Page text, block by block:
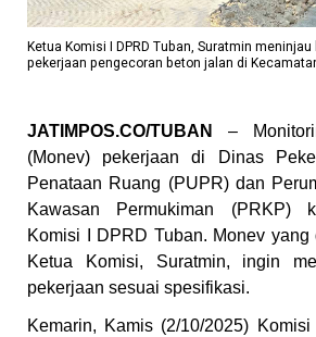
Ketua Komisi I DPRD Tuban, Suratmin
pekerjaan pengecoran beton jalan di
JATIMPOS.CO/TUBAN
–
(Monev) pekerjaan di Dinas
Penataan Ruang (PUPR) dan
Kawasan Permukiman (PRKP)
Komisi I DPRD Tuban. Monev
Ketua Komisi, Suratmin, ingin
pekerjaan sesuai spesifikasi.
Kemarin, Kamis (2/10/2025)